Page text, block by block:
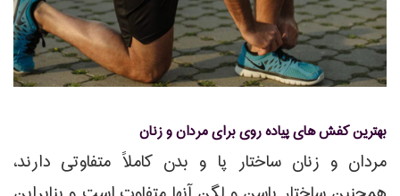
بهترین کفش های پیاده روی برای مردان و زنان
مردان و زنان ساختار پا و بدن کاملاً متفاوتی دارند،